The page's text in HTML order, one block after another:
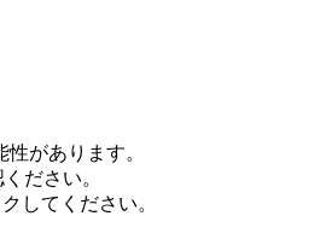
があります。
ださい。
してください。